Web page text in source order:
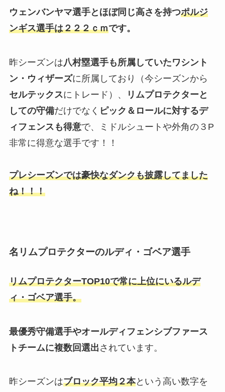
ウェンバンヤマ選手とほぼ同じ高さを持つポルジ
ンギス選手は２２２ｃｍです。
昨シーズンは八村塁選手も所属していたワシント
ン・ウィザーズに所属しており（今シーズンから
セルテックスにトレード）、
リムプロテクターと
しての守備だけでなく ピック＆ロールに対するデ
ィフェンスも得意で、ミドルシュートや外角の３P
非常に得意な選手です！！
プレシーズンでは豪快なダンクも披露してました
ね！！！
名リムプロテクターのルディ・ゴベア選手
リムプロテクターTOP10で常に上位にいるルデ
ィ・ゴベア選手。
最優秀守備選手やオールディフェンシブファース
トチームに複数回選出 されています。
昨シーズンはブロック平均２本という高い数字を